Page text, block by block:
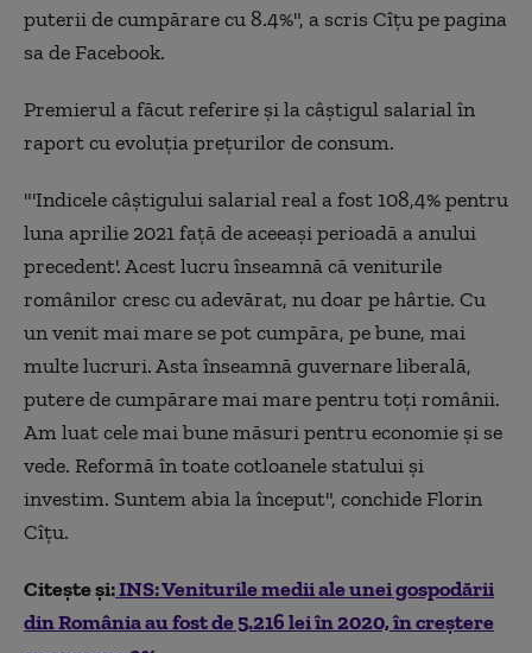
puterii de cumpărare cu 8.4%", a scris Cîţu pe pagina
sa de Facebook.
Premierul a făcut referire şi la câştigul salarial în
raport cu evoluţia preţurilor de consum.
"'Indicele câştigului salarial real a fost 108,4% pentru
luna aprilie 2021 faţă de aceeaşi perioadă a anului
precedent'. Acest lucru înseamnă că veniturile
românilor cresc cu adevărat, nu doar pe hârtie. Cu
un venit mai mare se pot cumpăra, pe bune, mai
multe lucruri. Asta înseamnă guvernare liberală,
putere de cumpărare mai mare pentru toţi românii.
Am luat cele mai bune măsuri pentru economie şi se
vede. Reformă în toate cotloanele statului şi
investim. Suntem abia la început", conchide Florin
Cîţu.
Citește și:INS: Veniturile medii ale unei gospodării
din România au fost de 5.216 lei în 2020, în creștere